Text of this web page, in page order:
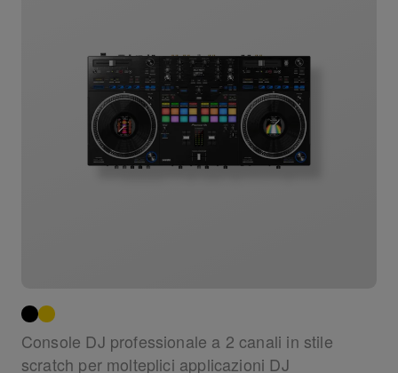
Console DJ professionale a 2 canali in stile
scratch per molteplici applicazioni DJ